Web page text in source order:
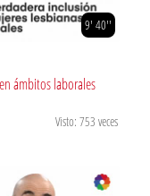
9' 40''
ámbitos laborales
Visto: 753 veces